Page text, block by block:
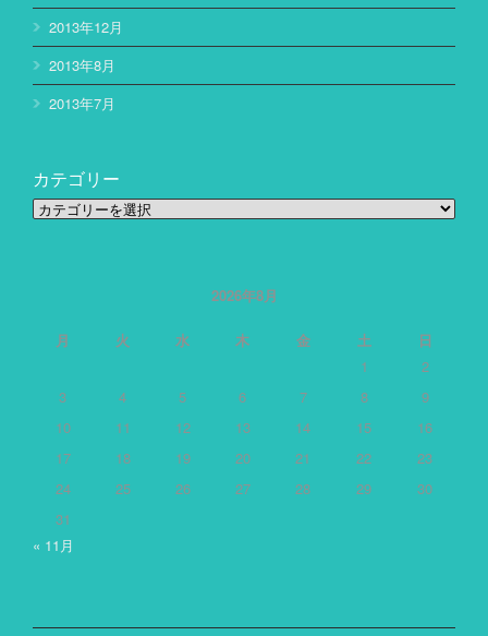
2013年12月
2013年8月
2013年7月
カテゴリー
カ
2026年8月
月 火 水 木 金 土
日
1
2
3
4 5 6 7 8
9
10
11 12 13 14 15
16
17
18 19 20 21 22
23
24
25 26 27 28 29
30
31
« 11月